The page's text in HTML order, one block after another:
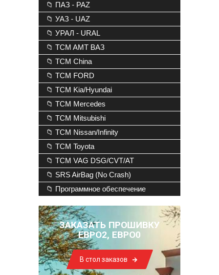
📁 ПАЗ - PAZ
📁 УАЗ - UAZ
📁 УРАЛ - URAL
📁 TCM AMT ВАЗ
📁 TCM China
📁 TCM FORD
📁 TCM Kia/Hyundai
📁 TCM Mercedes
📁 TCM Mitsubishi
📁 TCM Nissan/Infinity
📁 TCM Toyota
📁 TCM VAG DSG/CVT/AT
📁 SRS AirBag (No Crash)
📁 Программное обеспечение
ЗАКАЗАТЬ ПРОШИВКУ
ЕВРО2, ЕВРО0
В стол заказов